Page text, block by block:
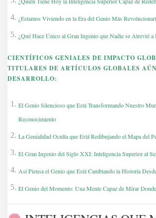
¿Estamos Viviendo en la Era del Genio Más
¿Qué Hace Único al Gran Ingenio que Nadie se Atrevió a
CIENTÍFICOS GENIALES DE IMPACTO
TITULARES DE ARTÍCULOS GLOBALES
DESARROLLO:
El Genio Silencioso que Está Transformando Nuestro
Reconocimiento
La Genialidad Oculta que Está Redibujando el Mapa del
El Gran Ingenio del Siglo XXI: Inteligencia Superior al
Así Piensa el Genio que Está Cambiando la Historia
El Genio del Momento: Una Mente Capaz de Mirar